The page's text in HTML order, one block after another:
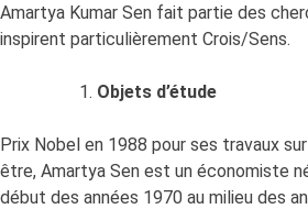
Amartya Kumar Sen fait partie des
inspirent particulièrement Crois/Sens.
Objets d’étude
Prix Nobel en 1988 pour ses travaux
être, Amartya Sen est un économiste
début des années 1970 au milieu des